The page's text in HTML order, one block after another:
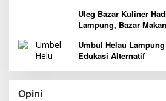
Uleg Bazar Kuliner
Lampung, Bazar
Umbul Helau
Edukasi Alternatif
Opini